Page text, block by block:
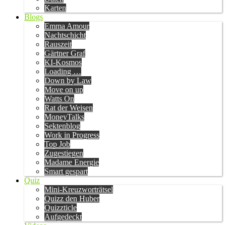
Karten
Blogs
Emma Amour
Nachtschicht
Rauszeit
Gärtner Graf
KI-Kosmos
Loading …
Down by Law
Move on up
Watts On
Rat der Weisen
MoneyTalks
Sektenblog
Work in Progress
Top Job
Zugestiegen
Madame Energie
Smart gespart
Quiz
Mini-Kreuzworträtsel
Quizz den Huber
Quizzticle
Aufgedeckt